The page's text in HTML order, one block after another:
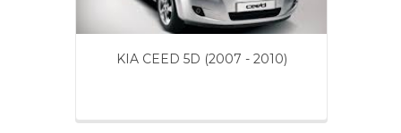
KIA CEED 5D (2007 - 2010)